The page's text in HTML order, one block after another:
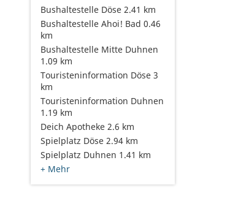
Bushaltestelle Döse 2.41 km
Bushaltestelle Ahoi! Bad 0.46
km
Bushaltestelle Mitte Duhnen
1.09 km
Touristeninformation Döse 3
km
Touristeninformation Duhnen
1.19 km
Deich Apotheke 2.6 km
Spielplatz Döse 2.94 km
Spielplatz Duhnen 1.41 km
+ Mehr